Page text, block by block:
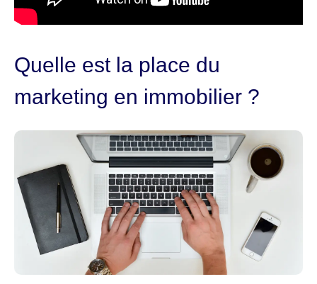
Quelle est la place du
marketing en immobilier ?